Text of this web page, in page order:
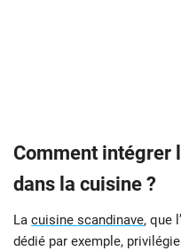
Comment intégrer
dans la cuisine ?
La cuisine scandinave, que
dédié par exemple,